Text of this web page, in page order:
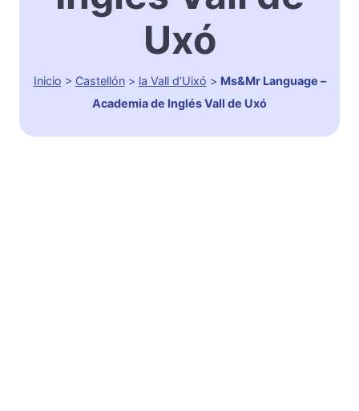
Uxó
Inicio > Castellón> la Vall d’Uixó > Ms&Mr Language –
Academia de Inglés Vall de Uxó